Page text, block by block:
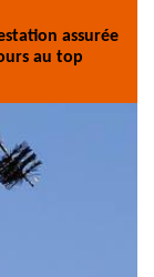
assurée
au top